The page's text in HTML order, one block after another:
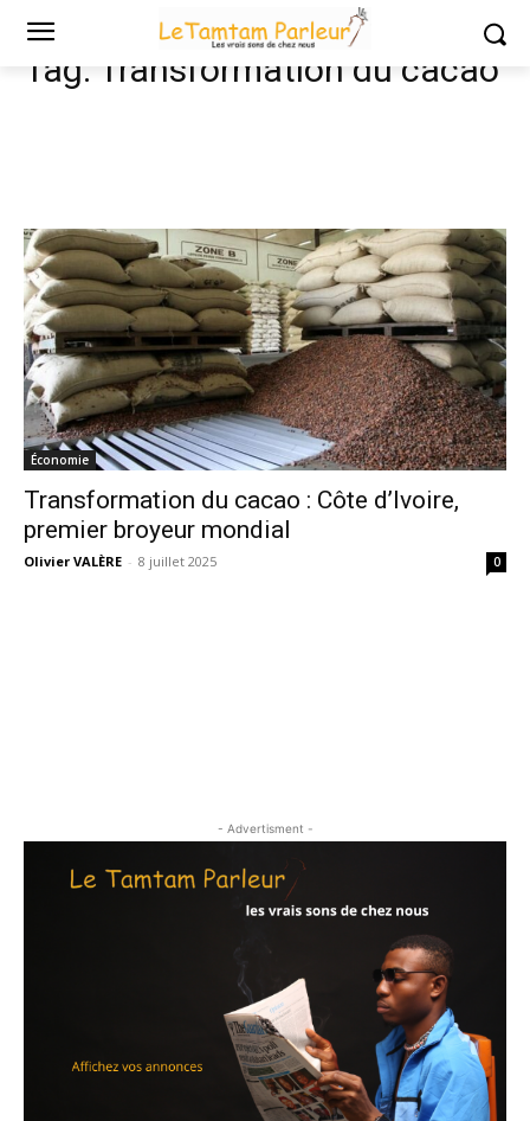
Tags Transformation du cacao
Tag: Transformation du cacao
Économie
Transformation du cacao : Côte d’Ivoire,
premier broyeur mondial
Olivier VALÈRE - 8 juillet 2025 0
- Advertisment -